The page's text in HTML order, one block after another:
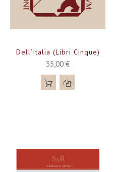
Dell’Italia (Libri Cinque)
35,00 €